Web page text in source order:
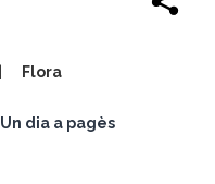
Flora
dia a pagès